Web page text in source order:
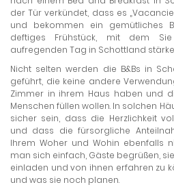
der Tür verkündet, dass es
und bekommen ein gemütliches
deftiges Frühstück, mit dem
aufregenden Tag in Schottland
Nicht selten werden die B&Bs in
geführt, die keine andere
Zimmer in ihrem Haus haben und
Menschen füllen wollen. In solchen
sicher sein, dass die Herzlichkeit
und dass die fürsorgliche
Ihrem Woher und Wohin ebenfalls
man sich einfach, Gäste begrüßen,
einladen und von ihnen erfahren zu
und was sie noch planen.